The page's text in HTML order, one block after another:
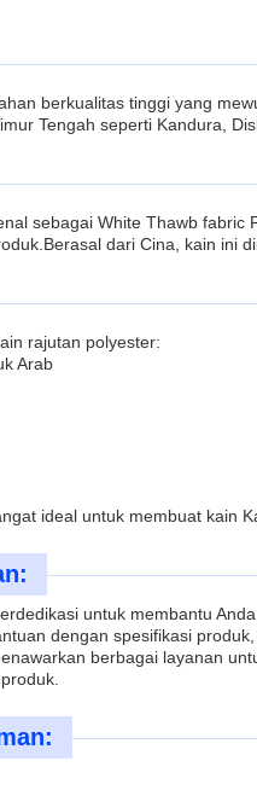
berkualitas tinggi yang
Tengah seperti Kandura,
sebagai White Thawb
dari Cina, kain ini
rajutan polyester:
Arab
ideal untuk membuat kain
untuk membantu
dengan spesifikasi
berbagai layanan